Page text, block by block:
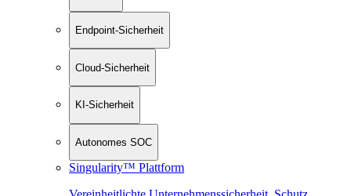
Endpoint-Sicherheit
Cloud-Sicherheit
KI-Sicherheit
Autonomes SOC
Singularity™ Plattform